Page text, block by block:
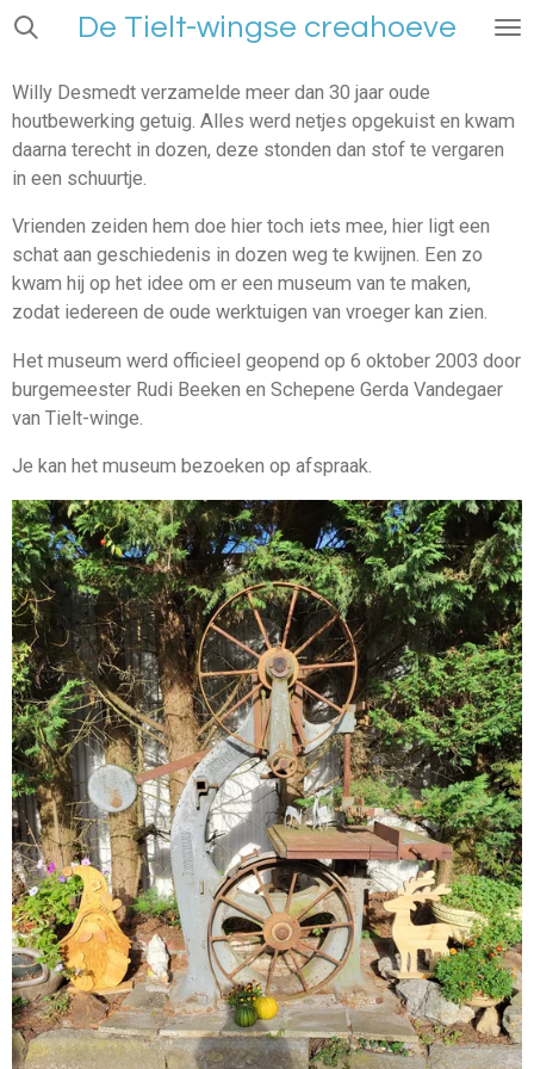
Ga
naar
de
hoofdinhoud
De Tielt-wingse creahoeve
Willy Desmedt verzamelde meer dan 30 jaar oude
houtbewerking getuig. Alles werd netjes opgekuist en kwam
daarna terecht in dozen, deze stonden dan stof te vergaren
in een schuurtje.
Vrienden zeiden hem doe hier toch iets mee, hier ligt een
schat aan geschiedenis in dozen weg te kwijnen. Een zo
kwam hij op het idee om er een museum van te maken,
zodat iedereen de oude werktuigen van vroeger kan zien.
Het museum werd officieel geopend op 6 oktober 2003 door
burgemeester Rudi Beeken en Schepene Gerda Vandegaer
van Tielt-winge.
Je kan het museum bezoeken op afspraak.